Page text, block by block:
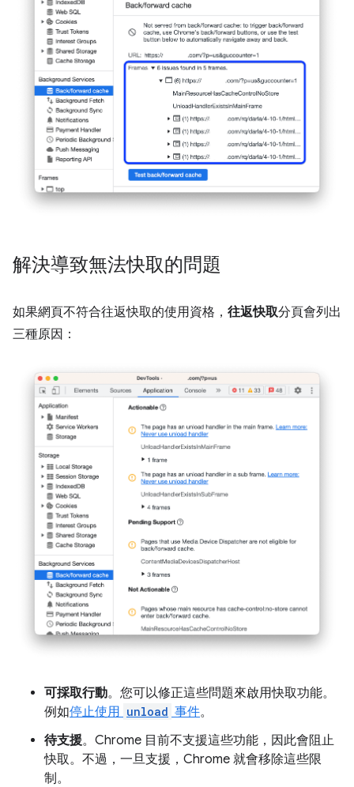
解決導致無法快取的問題
如果網頁不符合往返快取的使用資格， 往返快取分頁會列出
三種原因：
可採取行動。您可以修正這些問題來啟用快取功能。
例如停止使用 unload 事件。
待支援。Chrome 目前不支援這些功能，因此會阻止
快取。不過，一旦支援，Chrome 就會移除這些限
制。